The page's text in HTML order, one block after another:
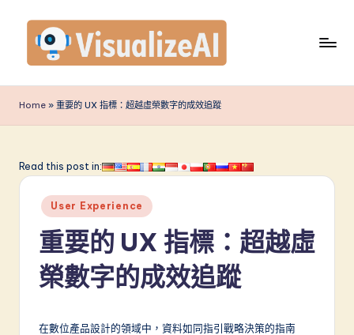
content
is
u
li
A
Home » 重要的 UX 指標：超越虛榮數字的成效追蹤
Read this post in:
Posted
in
User Experience
重要的 UX 指標：超越虛
榮數字的成效追蹤
在數位產品設計的領域中，資料如同指引戰略決策的指南